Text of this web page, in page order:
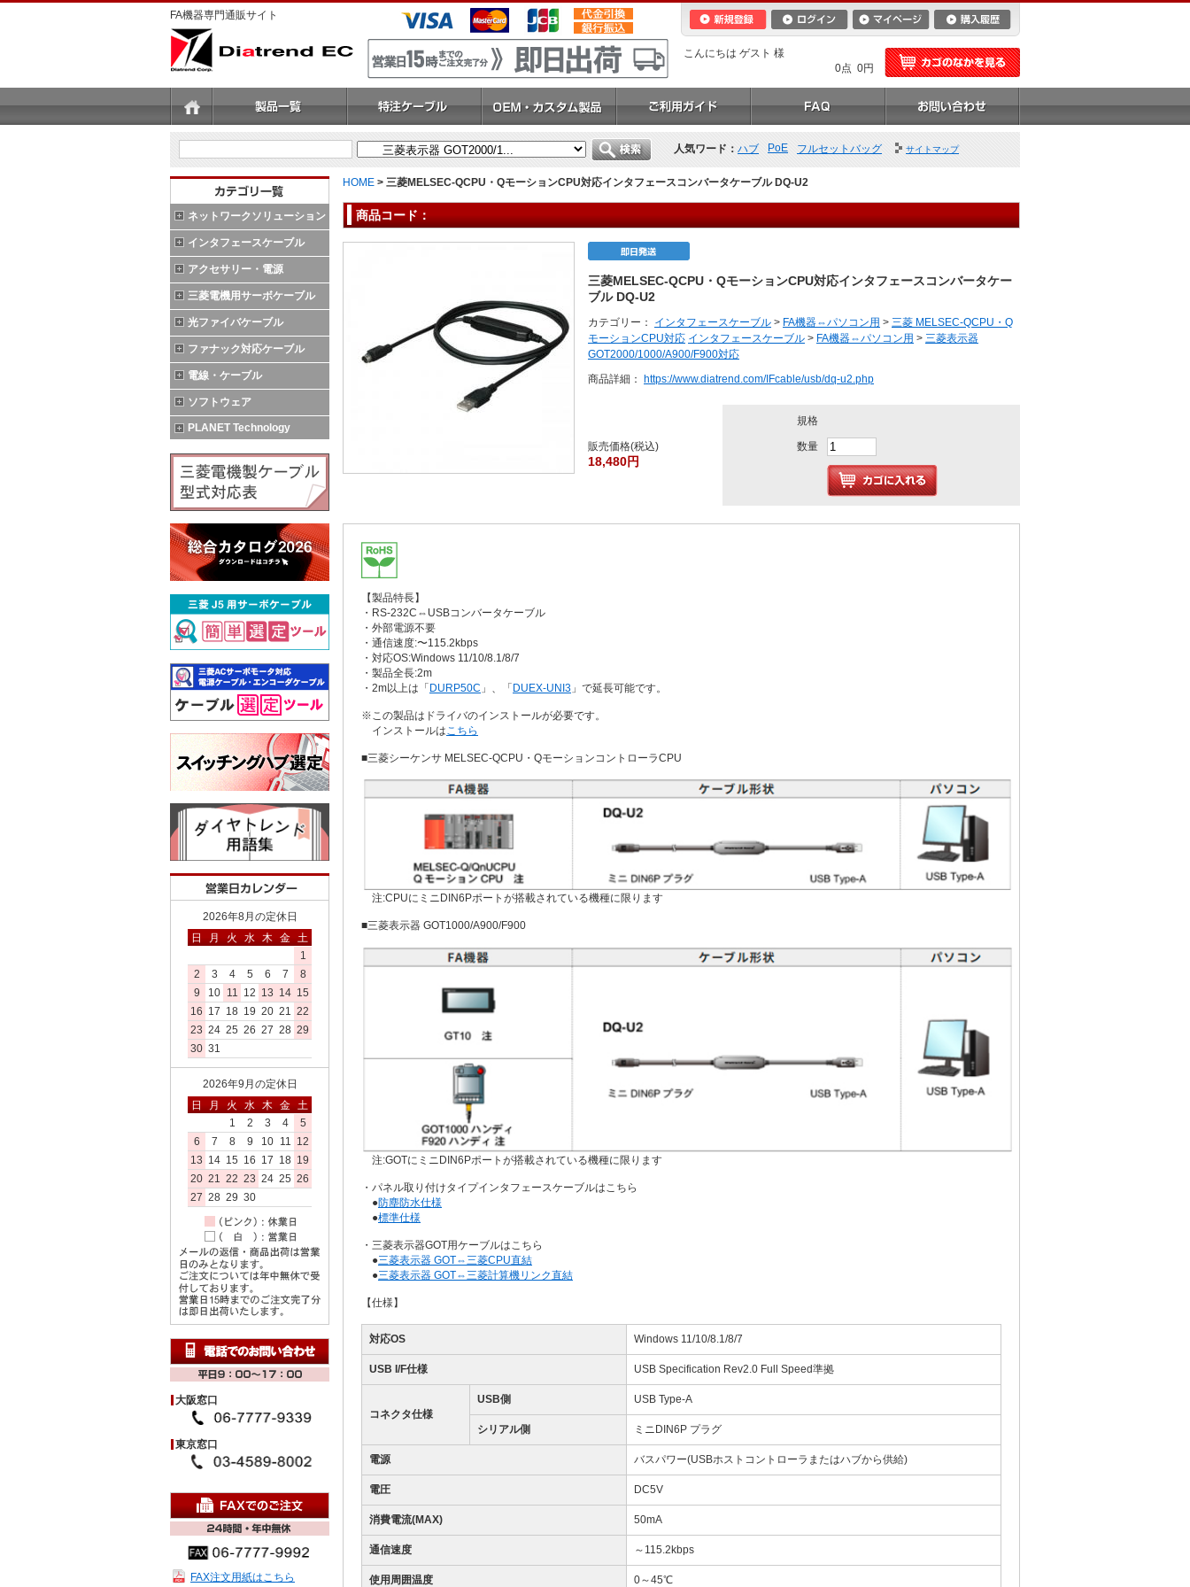
FA機器専門通販サイト
こんにちは ゲスト 様
0点 0円
人気ワード： ハブ PoE フルセットバッグ サイトマップ
ネットワークソリューション
インタフェースケーブル
アクセサリー・電源
三菱電機用サーボケーブル
光ファイバケーブル
ファナック対応ケーブル
電線・ケーブル
ソフトウェア
PLANET Technology
2026年8月の定休日
日
月 火 水 木 金 土
1
2
3 4 5 6 7
8
9
10 11 12 13 14 15
16 17 18 19 20 21 22
23 24 25 26 27 28 29
30 31
2026年9月の定休日
日
月 火 水 木 金 土
1
2 3 4
5
6
7 8 9 10 11 12
13 14 15 16 17 18 19
20 21 22 23 24 25 26
27 28 29 30
大阪窓口
東京窓口
FAX注文用紙はこちら
HOME > 三菱MELSEC-QCPU・QモーションCPU対応インタフェースコンバータケーブル DQ-U2
商品コード：
三菱MELSEC-QCPU・QモーションCPU対応インタフェースコンバータケー
ブル DQ-U2
カテゴリー： インタフェースケーブル > FA機器⇔パソコン用 > 三菱 MELSEC-QCPU・Q
モーションCPU対応 インタフェースケーブル > FA機器⇔パソコン用 > 三菱表示器
GOT2000/1000/A900/F900対応
商品詳細： https://www.diatrend.com/IFcable/usb/dq-u2.php
販売価格(税込)
18,480円
規格
数量
【製品特長】
・RS-232C⇔USBコンバータケーブル
・外部電源不要
・通信速度:〜115.2kbps
・対応OS:Windows 11/10/8.1/8/7
・製品全長:2m
・2m以上は「 DURP50C 」、「 DUEX-UNI3 」で延長可能です。
※この製品はドライバのインストールが必要です。
インストールはこちら
■三菱シーケンサ MELSEC-QCPU・QモーションコントローラCPU
注:CPUにミニDIN6Pポートが搭載されている機種に限ります
■三菱表示器 GOT1000/A900/F900
注:GOTにミニDIN6Pポートが搭載されている機種に限ります
・パネル取り付けタイプインタフェースケーブルはこちら
●防塵防水仕様
●標準仕様
・三菱表示器GOT用ケーブルはこちら
●三菱表示器 GOT⇔三菱CPU直結
●三菱表示器 GOT⇔三菱計算機リンク直結
【仕様】
対応OS Windows 11/10/8.1/8/7
USB I/F仕様 USB Specification Rev2.0 Full Speed準拠
コネクタ仕様
USB側 USB Type-A
シリアル側 ミニDIN6P プラグ
電源 バスパワー(USBホストコントローラまたはハブから供給)
電圧 DC5V
消費電流(MAX) 50mA
通信速度 ～115.2kbps
使用周囲温度 0～45℃